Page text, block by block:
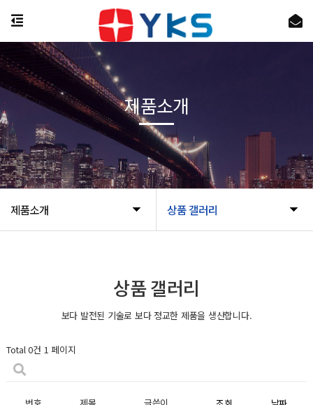
제품소개 상품 갤러리
제품소개
상품 갤러리
보다 발전된 기술로 보다 정교한 제품을 생산합니다.
Total 0건 1 페이지